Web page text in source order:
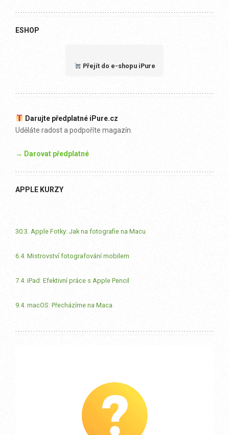
ESHOP
Přejít do e-shopu iPure
Darujte předplatné iPure.cz
Uděláte radost a podpoříte magazín.
→ Darovat předplatné
APPLE KURZY
30.3. Apple Fotky: Jak na fotografie na Macu
6.4. Mistrovství fotografování mobilem
7.4. iPad: Efektivní práce s Apple Pencil
9.4. macOS: Přecházíme na Maca